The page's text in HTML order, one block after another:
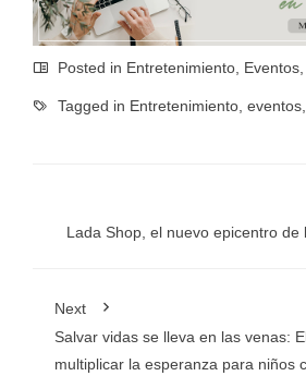
Posted in Entretenimiento Eventos
Tagged in Entretenimiento eventos
Lada Shop, el nuevo epicentro de
Next
Salvar vidas se lleva en las venas:
multiplicar la esperanza para niños